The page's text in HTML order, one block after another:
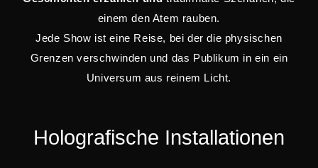
einem den Atem rauben.
Jede Show ist eine Reise, bei der die physischen
Grenzen verschwinden und das Publikum in ein ein
Universum aus reinem Licht.
Holografische Installationen